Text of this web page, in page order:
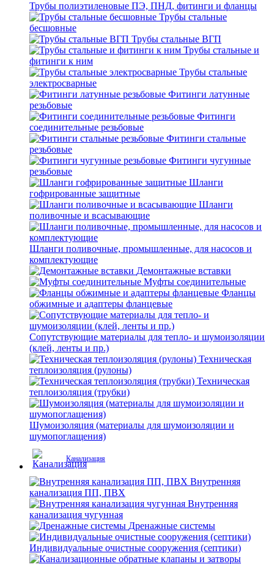
Трубы полиэтиленовые ПЭ, ПНД, фитинги и фланцы
Трубы стальные
бесшовные
Трубы стальные ВГП
Трубы стальные и
фитинги к ним
Трубы стальные
электросварные
Фитинги латунные
резьбовые
Фитинги
соединительные резьбовые
Фитинги стальные
резьбовые
Фитинги чугунные
резьбовые
Шланги
гофрированные защитные
Шланги
поливочные и всасывающие
Шланги поливочные, промышленные, для насосов и
комплектующие
Демонтажные вставки
Муфты соединительные
Фланцы
обжимные и адаптеры фланцевые
Сопутствующие материалы для тепло- и шумоизоляции
(клей, ленты и пр.)
Техническая
теплоизоляция (рулоны)
Техническая
теплоизоляция (трубки)
Шумоизоляция (материалы для шумоизоляции и
шумопоглащения)
Канализация
Внутренняя
канализация ПП, ПВХ
Внутренняя
канализация чугунная
Дренажные системы
Индивидуальные очистные сооружения (септики)